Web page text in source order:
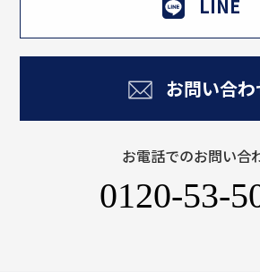
LINE
お問い合わ
お電話でのお問い合
0120-53-